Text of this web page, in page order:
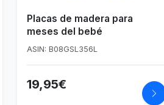
Placas de madera para
meses del bebé
ASIN: B08GSL356L
19,95€